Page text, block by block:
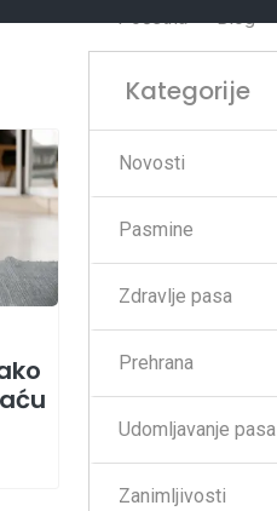
Početna Blog
Kategorije
Novosti
Pasmine
Zdravlje pasa
Prehrana
Udomljavanje pasa
Zanimljivosti